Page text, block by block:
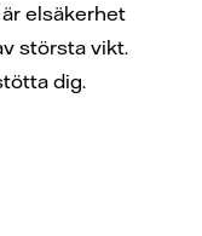
elsäkerhet
största vikt.
dig.